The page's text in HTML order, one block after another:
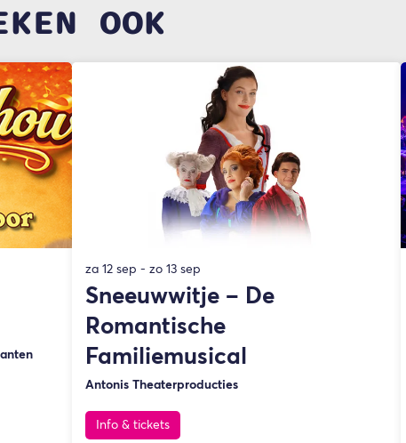
OOK
Sneeuwwitje – De
Romantische
Familiemusical
Antonis Theaterproducties
za 12 sep-zo 13 sep
Info & tickets